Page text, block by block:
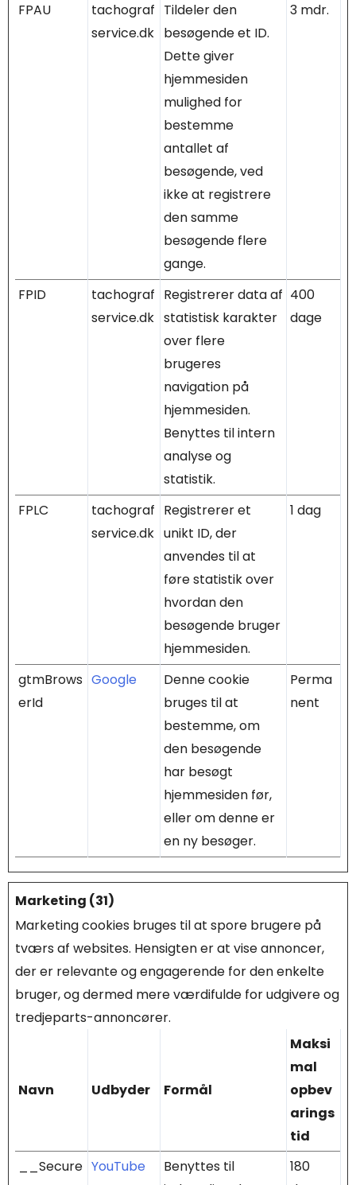
FPAU
tachograf
service.dk
Tildeler den
besøgende et ID.
Dette giver
hjemmesiden
mulighed for
bestemme
antallet af
besøgende, ved
ikke at registrere
den samme
besøgende flere
gange.
3 mdr.
FPID
tachograf
service.dk
Registrerer data af
statistisk karakter
over flere
brugeres
navigation på
hjemmesiden.
Benyttes til intern
analyse og
statistik.
400
dage
FPLC
tachograf
service.dk
Registrerer et
unikt ID, der
anvendes til at
føre statistik over
hvordan den
besøgende bruger
hjemmesiden.
1 dag
gtmBrows
erId
Google
Denne cookie
bruges til at
bestemme, om
den besøgende
har besøgt
hjemmesiden før,
eller om denne er
en ny besøger.
Perma
nent
Marketing (31)
Marketing cookies bruges til at spore brugere på
tværs af websites. Hensigten er at vise annoncer,
der er relevante og engagerende for den enkelte
bruger, og dermed mere værdifulde for udgivere og
tredjeparts-annoncører.
Navn Udbyder Formål
Maksi
mal
opbev
arings
tid
__Secure YouTube
Benyttes til
180